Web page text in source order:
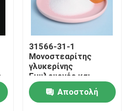
τροφίμων
ποιότητας τροφίμων
τροφίμων
31566-31-1
Μονοστεαρίτης
γλυκερίνης
Εμυλουργός και
σταθεροποιητής
τροφικής ποιότητας
για κρέμα
Αποστολή